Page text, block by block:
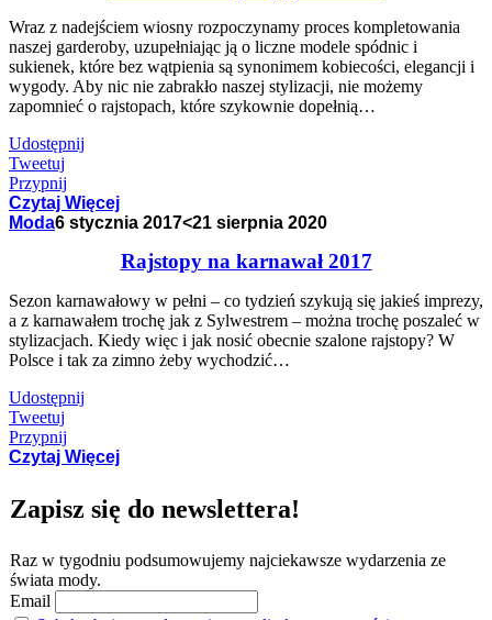
Wraz z nadejściem wiosny rozpoczynamy proces kompletowania
naszej garderoby, uzupełniając ją o liczne modele spódnic i
sukienek, które bez wątpienia są synonimem kobiecości, elegancji i
wygody. Aby nic nie zabrakło naszej stylizacji, nie możemy
zapomnieć o rajstopach, które szykownie dopełnią…
Udostępnij
Tweetuj
Przypnij
Czytaj Więcej
Moda6 stycznia 2017<21 sierpnia 2020
Rajstopy na karnawał 2017
Sezon karnawałowy w pełni – co tydzień szykują się jakieś imprezy,
a z karnawałem trochę jak z Sylwestrem – można trochę poszaleć w
stylizacjach. Kiedy więc i jak nosić obecnie szalone rajstopy? W
Polsce i tak za zimno żeby wychodzić…
Udostępnij
Tweetuj
Przypnij
Czytaj Więcej
Zapisz się do newslettera!
Raz w tygodniu podsumowujemy najciekawsze wydarzenia ze
świata mody.
Email